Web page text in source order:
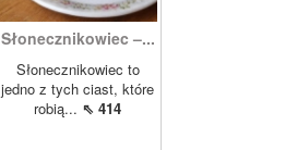
Słonecznikowiec –...
Słonecznikowiec to
jedno z tych ciast, które
robią... ⇖ 414